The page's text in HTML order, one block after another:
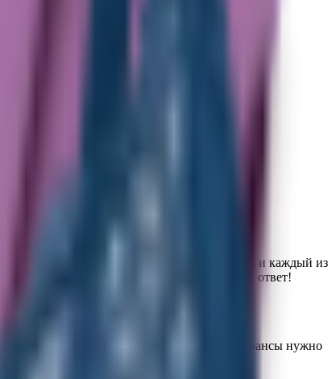
и фантазийные – вариантов масса, и каждый из
цене? «Подружка» подскажет правильный ответ!
подходить крайне ответственно. Какие нюансы нужно